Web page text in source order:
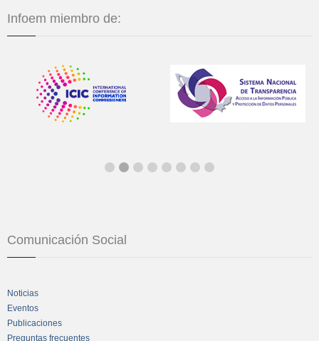
Infoem miembro de:
Comunicación Social
Noticias
Eventos
Publicaciones
Preguntas frecuentes